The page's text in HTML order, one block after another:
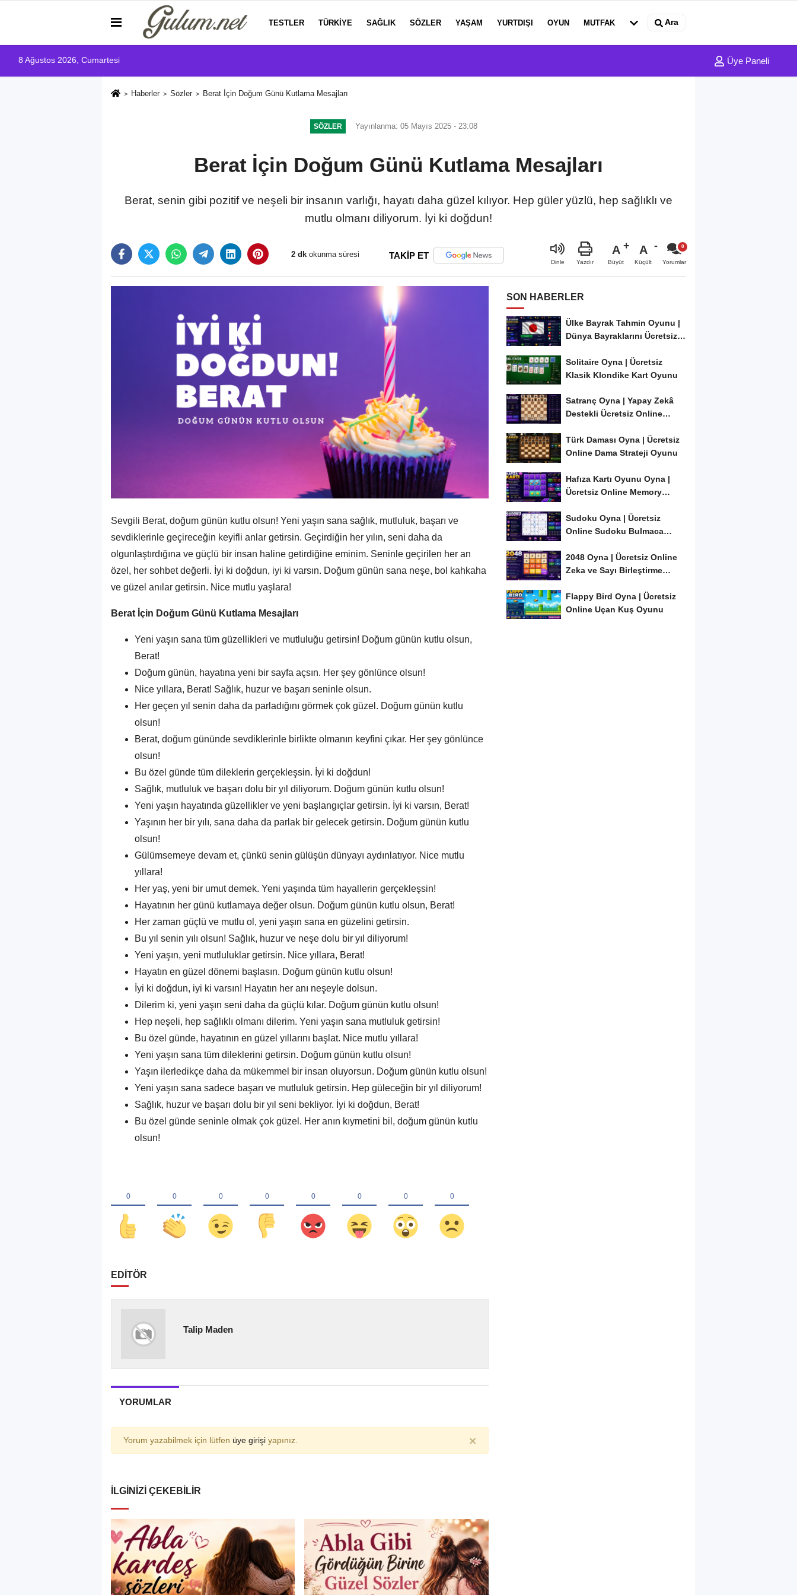
TESTLER TÜRKIYE SAĞLIK SÖZLER YAŞAM YURTDIŞI OYUN MUTFAK Ara
8 Ağustos 2026, Cumartesi Üye Paneli
Haberler Sözler Berat İçin Doğum Günü Kutlama Mesajları
SÖZLER Yayınlanma: 05 Mayıs 2025 - 23:08
Berat İçin Doğum Günü Kutlama Mesajları
Berat, senin gibi pozitif ve neşeli bir insanın varlığı, hayatı daha güzel kılıyor. Hep güler yüzlü, hep sağlıklı ve
mutlu olmanı diliyorum. İyi ki doğdun!
2 dk okunma süresi TAKİP ET
Dinle Yazdır
A
Büyüt
A
Küçült Yorumlar
Sevgili Berat, doğum günün kutlu olsun! Yeni yaşın sana sağlık, mutluluk, başarı ve
sevdiklerinle geçireceğin keyifli anlar getirsin. Geçirdiğin her yılın, seni daha da
olgunlaştırdığına ve güçlü bir insan haline getirdiğine eminim. Seninle geçirilen her an
özel, her sohbet değerli. İyi ki doğdun, iyi ki varsın. Doğum günün sana neşe, bol kahkaha
ve güzel anılar getirsin. Nice mutlu yaşlara!
Berat İçin Doğum Günü Kutlama Mesajları
Yeni yaşın sana tüm güzellikleri ve mutluluğu getirsin! Doğum günün kutlu olsun,
Berat!
Doğum günün, hayatına yeni bir sayfa açsın. Her şey gönlünce olsun!
Nice yıllara, Berat! Sağlık, huzur ve başarı seninle olsun.
Her geçen yıl senin daha da parladığını görmek çok güzel. Doğum günün kutlu
olsun!
Berat, doğum gününde sevdiklerinle birlikte olmanın keyfini çıkar. Her şey gönlünce
olsun!
Bu özel günde tüm dileklerin gerçekleşsin. İyi ki doğdun!
Sağlık, mutluluk ve başarı dolu bir yıl diliyorum. Doğum günün kutlu olsun!
Yeni yaşın hayatında güzellikler ve yeni başlangıçlar getirsin. İyi ki varsın, Berat!
Yaşının her bir yılı, sana daha da parlak bir gelecek getirsin. Doğum günün kutlu
olsun!
Gülümsemeye devam et, çünkü senin gülüşün dünyayı aydınlatıyor. Nice mutlu
yıllara!
Her yaş, yeni bir umut demek. Yeni yaşında tüm hayallerin gerçekleşsin!
Hayatının her günü kutlamaya değer olsun. Doğum günün kutlu olsun, Berat!
Her zaman güçlü ve mutlu ol, yeni yaşın sana en güzelini getirsin.
Bu yıl senin yılı olsun! Sağlık, huzur ve neşe dolu bir yıl diliyorum!
Yeni yaşın, yeni mutluluklar getirsin. Nice yıllara, Berat!
Hayatın en güzel dönemi başlasın. Doğum günün kutlu olsun!
İyi ki doğdun, iyi ki varsın! Hayatın her anı neşeyle dolsun.
Dilerim ki, yeni yaşın seni daha da güçlü kılar. Doğum günün kutlu olsun!
Hep neşeli, hep sağlıklı olmanı dilerim. Yeni yaşın sana mutluluk getirsin!
Bu özel günde, hayatının en güzel yıllarını başlat. Nice mutlu yıllara!
Yeni yaşın sana tüm dileklerini getirsin. Doğum günün kutlu olsun!
Yaşın ilerledikçe daha da mükemmel bir insan oluyorsun. Doğum günün kutlu olsun!
Yeni yaşın sana sadece başarı ve mutluluk getirsin. Hep güleceğin bir yıl diliyorum!
Sağlık, huzur ve başarı dolu bir yıl seni bekliyor. İyi ki doğdun, Berat!
Bu özel günde seninle olmak çok güzel. Her anın kıymetini bil, doğum günün kutlu
olsun!
EDİTÖR
Talip Maden
YORUMLAR
Yorum yazabilmek için lütfen üye girişi yapınız. ×
İLGINIZI ÇEKEBILIR
SON HABERLER
Ülke Bayrak Tahmin Oyunu |
Dünya Bayraklarını Ücretsiz
Solitaire Oyna | Ücretsiz
Klasik Klondike Kart Oyunu
Satranç Oyna | Yapay Zekâ
Destekli Ücretsiz Online
Türk Daması Oyna | Ücretsiz
Online Dama Strateji Oyunu
Hafıza Kartı Oyunu Oyna |
Ücretsiz Online Memory
Sudoku Oyna | Ücretsiz
Online Sudoku Bulmaca
2048 Oyna | Ücretsiz Online
Zeka ve Sayı Birleştirme
Flappy Bird Oyna | Ücretsiz
Online Uçan Kuş Oyunu